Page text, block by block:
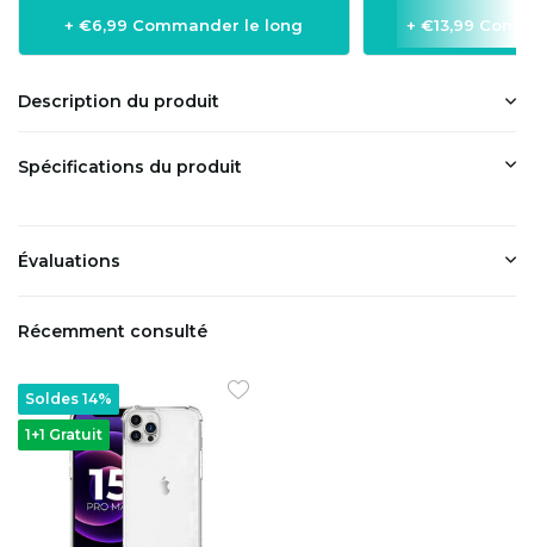
+ €6,99 Commander le long + €13,99
Description du produit
Spécifications du produit
Évaluations
Récemment consulté
1+1 Gratuit
Soldes 14%